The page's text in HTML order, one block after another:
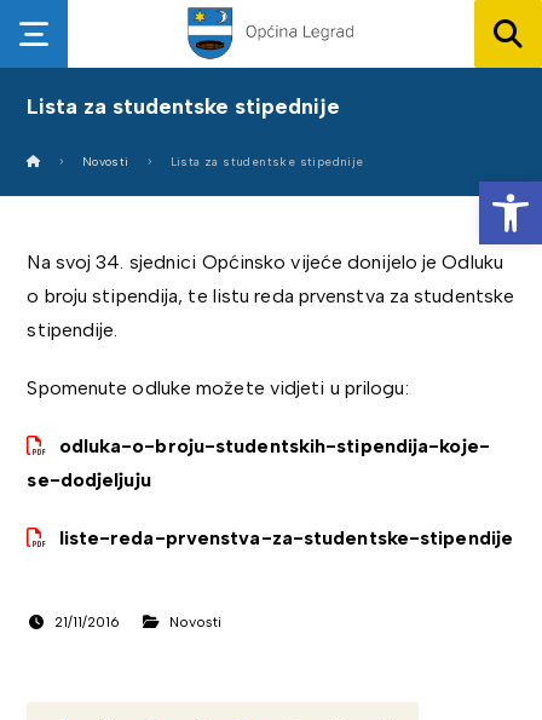
Lista za studentske stipednije
Novosti Lista za studentske stipednije
Na svoj 34. sjednici Općinsko vijeće donijelo je Odluku
o broju stipendija, te listu reda prvenstva za studentske
stipendije.
Spomenute odluke možete vidjeti u prilogu:
odluka-o-broju-studentskih-stipendija-koje-
se-dodjeljuju
liste-reda-prvenstva-za-studentske-stipendije
21/11/2016 Novosti